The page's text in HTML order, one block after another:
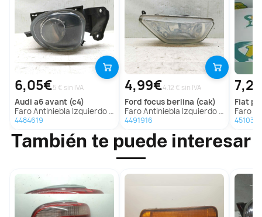
6,05€5 € sin IVA
audi a6 avant (c4)
Faro Antiniebla Izquierdo para Audi A6 Avant (C4)
4484619
4,99€4.12 € sin IVA
ford focus berlina (cak)
Faro Antiniebla Izquierdo para Ford Focus Berlina (Cak)
4491916
fiat
Faro
4510332
También te puede interesar